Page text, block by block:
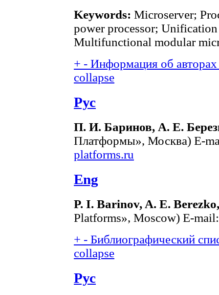
Keywords: Microserver;
power processor;
Multifunctional modular
+ - Информация об
collapse
Рус
П. И. Баринов, А. Е.
Платформы», Москва) E-
platforms.ru
Eng
P. I. Barinov, A. E.
Platforms», Moscow) E-
+ - Библиографический
collapse
Рус